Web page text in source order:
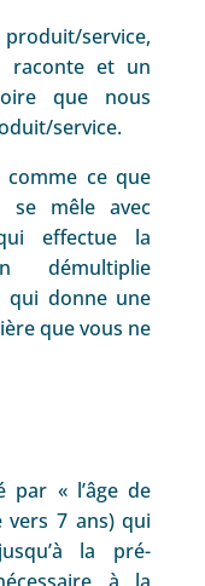
service,
raconte et un
que nous
service.
comme ce que
se mêle avec
effectue la
démultiplie
qui donne une
que vous ne
par « l’âge de
vers 7 ans) qui
la pré-